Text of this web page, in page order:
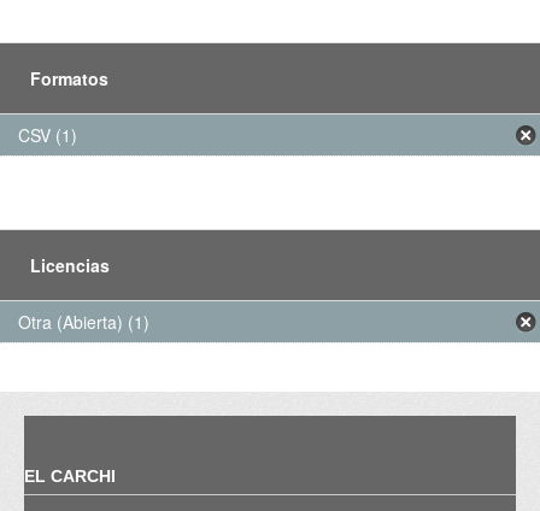
Formatos
CSV (1)
Licencias
Otra (Abierta) (1)
EL CARCHI